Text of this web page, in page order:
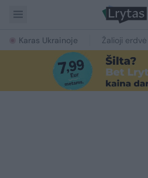
Karas Ukrainoje Žalioji erdvė